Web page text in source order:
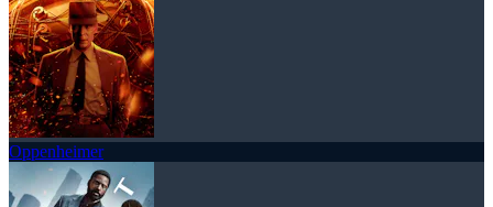
Oppenheimer